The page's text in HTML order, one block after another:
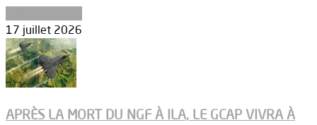
17 juillet 2026
APRÈS LA MORT DU NGF À ILA, LE GCAP VIVRA À